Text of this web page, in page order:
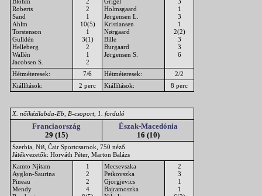
Roberts
Sand
Ahlm
Torstenson
Gulldén
Helleberg
Wallén
Jacobsen S.
2
1
10(5)
1
3(1)
2
1
2
Holmsgaard
Jørgensen L.
Kristiansen
Nørgaard
Bille
Burgaard
Jørgensen S.
1
3
1
2(2)
3
3
6
Hétméteresek: 7/6 Hétméteresek:
2/2
Kiállítások:
2 perc Kiállítások: 8 perc
X. nőikézilabda-Eb, B-csoport, 1. forduló
Franciaország
29 (15)
Észak-Macedónia
16 (10)
Szerbia, Niš, Čair Sportcsarnok, 750 néző
Játékvezetők: Horváth Péter, Marton Balázs
Kamto Njitam
Ayglon-Saurina
Pineau
Mendy
1
2
2
4
Mecsevszka
Petkovszka
Gjorgjevics
Bajramoszka
2
3
1
1